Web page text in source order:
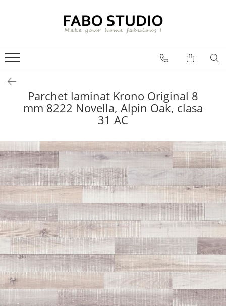
GRESIE INTERIOR
GRESIE EXTERIOR 2 CM
GRESIE TIP LEMN
TREPTE DIN GRESIE
FAIANTA
MOBILIER DE INTERIOR
CANAPELE
SCAUNE
Parchet laminat Krono Original 8
mm 8222 Novella, Alpin Oak, clasa
31 AC